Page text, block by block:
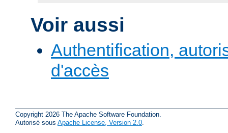
Voir aussi
Authentification,
d'accès
Copyright 2026 The Apache Software Foundation.
Autorisé sous Apache License, Version 2.0